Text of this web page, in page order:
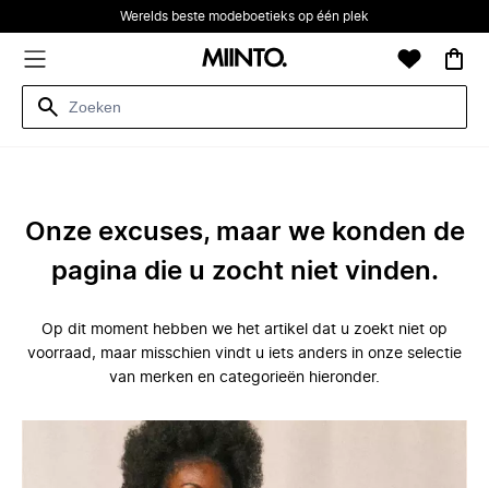
Werelds beste modeboetieks op één plek
Onze excuses, maar we konden de
pagina die u zocht niet vinden.
Op dit moment hebben we het artikel dat u zoekt niet op
voorraad, maar misschien vindt u iets anders in onze selectie
van merken en categorieën hieronder.